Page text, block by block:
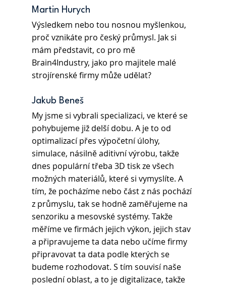
Martin Hurych
Výsledkem nebo tou nosnou myšlenkou,
proč vznikáte pro český průmysl. Jak si
mám představit, co pro mě
Brain4Industry, jako pro majitele malé
strojírenské firmy může udělat?
Jakub Beneš
My jsme si vybrali specializaci, ve které se
pohybujeme již delší dobu. A je to od
optimalizací přes výpočetní úlohy,
simulace, násilně aditivní výrobu, takže
dnes populární třeba 3D tisk ze všech
možných materiálů, které si vymyslíte. A
tím, že pocházíme nebo část z nás pochází
z průmyslu, tak se hodně zaměřujeme na
senzoriku a mesovské systémy. Takže
měříme ve firmách jejich výkon, jejich stav
a připravujeme ta data nebo učíme firmy
připravovat ta data podle kterých se
budeme rozhodovat. S tím souvisí naše
poslední oblast, a to je digitalizace, takže